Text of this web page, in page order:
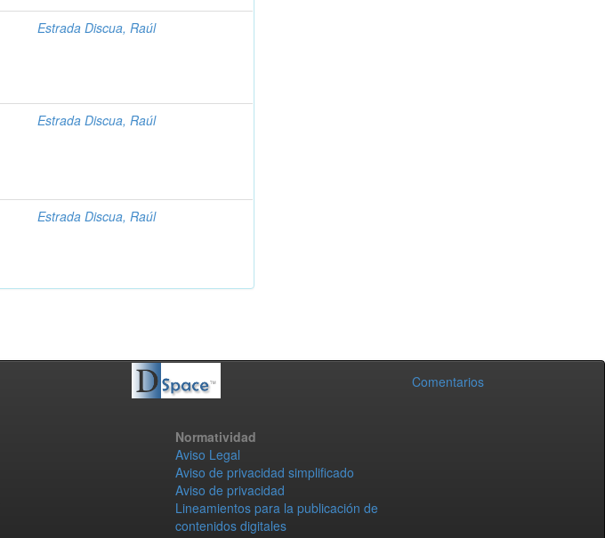
Estrada Discua, Raúl
Estrada Discua, Raúl
Estrada Discua, Raúl
Comentarios
Normatividad
Aviso Legal
Aviso de privacidad simplificado
Aviso de privacidad
Lineamientos para la publicación de
contenidos digitales